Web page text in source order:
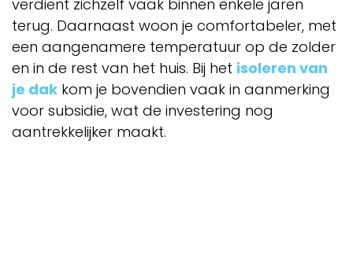
verdient zichzelf vaak binnen enkele jaren
terug. Daarnaast woon je comfortabeler, met
een aangenamere temperatuur op de zolder
en in de rest van het huis. Bij het isoleren van
je dak kom je bovendien vaak in aanmerking
voor subsidie, wat de investering nog
aantrekkelijker maakt.